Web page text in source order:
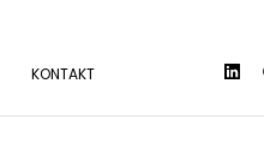
KONTAKT